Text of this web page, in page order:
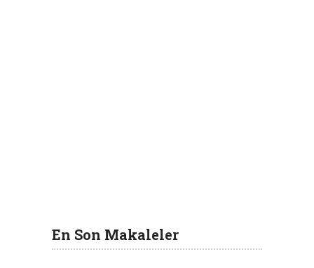
En Son Makaleler